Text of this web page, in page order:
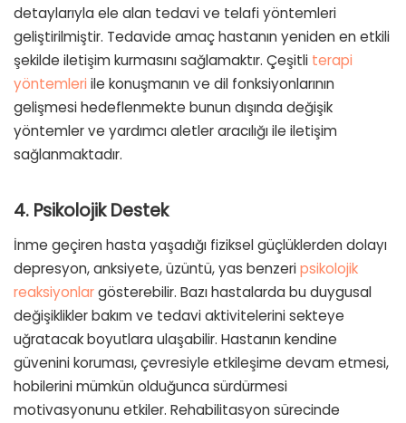
detaylarıyla ele alan tedavi ve telafi yöntemleri
geliştirilmiştir. Tedavide amaç hastanın yeniden en etkili
şekilde iletişim kurmasını sağlamaktır. Çeşitli terapi
yöntemleri ile konuşmanın ve dil fonksiyonlarının
gelişmesi hedeflenmekte bunun dışında değişik
yöntemler ve yardımcı aletler aracılığı ile iletişim
sağlanmaktadır.
4. Psikolojik Destek
İnme geçiren hasta yaşadığı fiziksel güçlüklerden dolayı
depresyon, anksiyete, üzüntü, yas benzeripsikolojik
reaksiyonlargösterebilir. Bazı hastalarda bu duygusal
değişiklikler bakım ve tedavi aktivitelerini sekteye
uğratacak boyutlara ulaşabilir. Hastanın kendine
güvenini koruması, çevresiyle etkileşime devam etmesi,
hobilerini mümkün olduğunca sürdürmesi
motivasyonunu etkiler. Rehabilitasyon sürecinde